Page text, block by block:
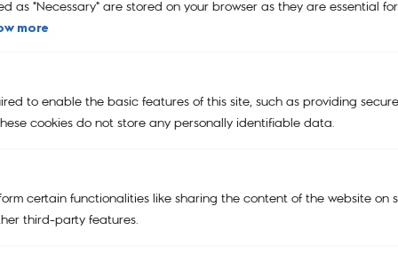
as "Necessary" are stored on your browser as they are essential
more
to enable the basic features of this site, such as providing
cookies do not store any personally identifiable data.
certain functionalities like sharing the content of the website on
third-party features.
100%
NEW